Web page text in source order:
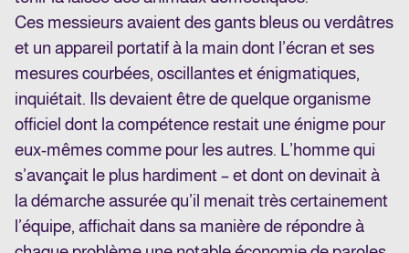
Ces messieurs avaient des gants bleus ou verdâtres
et un appareil portatif à la main dont l’écran et ses
mesures courbées, oscillantes et énigmatiques,
inquiétait. Ils devaient être de quelque organisme
officiel dont la compétence restait une énigme pour
eux-mêmes comme pour les autres. L’homme qui
s’avançait le plus hardiment – et dont on devinait à
la démarche assurée qu’il menait très certainement
l’équipe, affichait dans sa manière de répondre à